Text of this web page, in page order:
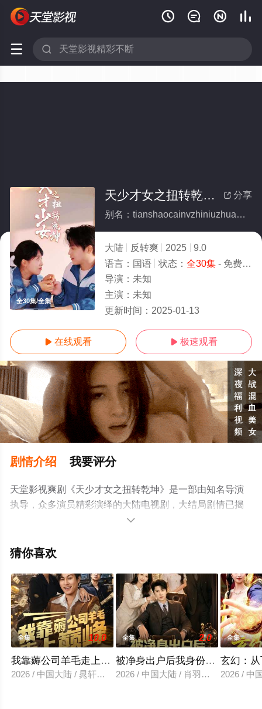
   
 
全30集/全集
 分享
天少才女之扭转乾坤(全集)
别名：tianshaocainvzhiniuzhuanqiankun
大陆 反转爽 2025
9.0
语言： 国语 状态： 全30集- 免费在线观看
导演： 未知
主演： 未知
更新时间： 2025-01-13
 在线观看  极速观看
剧情介绍 我要评分
天堂影视爽剧《天少才女之扭转乾坤》是一部由知名导演
执导，众多演员精彩演绎的大陆电视剧，大结局剧情已揭
晓（全30集），手机免费观看高清未删减完整版电视剧全
电视猫或剧情网等平台了解。

猜你喜欢
全集 10.0
我靠薅公司羊毛走上巅峰
2026 / 中国大陆 / 晁轩＆杨晰茹
全集 2.0
被净身出户后我身份曝光了
2026 / 中国大陆 / 肖羽铠＆余紫瑄
全集
玄幻：
2026 / 中